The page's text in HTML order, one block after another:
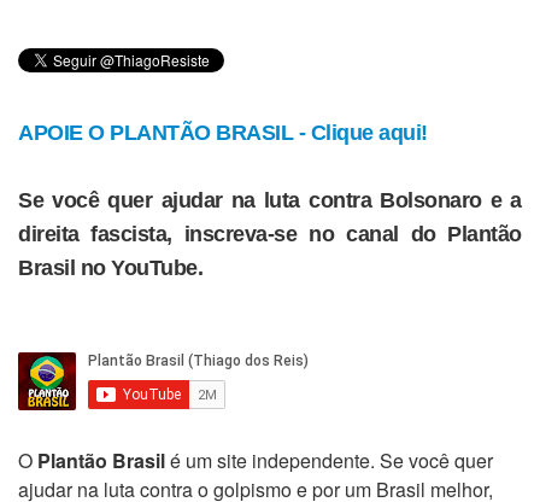
APOIE O PLANTÃO BRASIL - Clique aqui!
Se você quer ajudar na luta contra Bolsonaro e a
direita fascista, inscreva-se no canal do Plantão
Brasil no YouTube.
O Plantão Brasilé um site independente. Se você quer
ajudar na luta contra o golpismo e por um Brasil melhor,